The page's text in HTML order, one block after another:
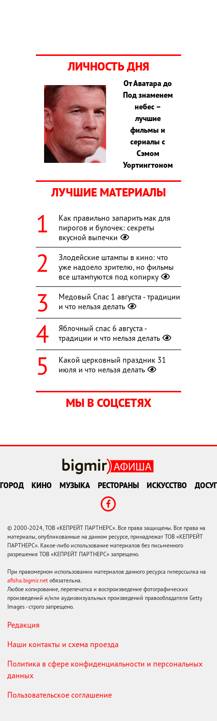
ЛИЧНОСТЬ ДНЯ
От Аватара до
Под знаменем
небес –
лучшие
фильмы и
сериалы с
Сэмом
Уортингтоном
ЛУЧШИЕ МАТЕРИАЛЫ
Как правильно запарить мак для
пирогов и булочек: секреты
вкусной выпечки
Злодейские штампы в кино: что
уже надоело зрителю, но фильмы
все штампуются под копирку
Медовый Спас 1 августа - традиции
и что нельзя делать
Яблочный спас 6 августа -
традиции и что нельзя делать
Какой церковный праздник 31
июля и что нельзя делать
МЫ В СОЦСЕТЯХ
ГОРОД КИНО МУЗЫКА РЕСТОРАНЫ ИСКУССТВО ДОСУГ
© 2000-2024, ТОВ «КЕПРЕЙТ ПАРТНЕРС». Все права защищены. Все права на
материалы, опубликованные на данном ресурсе, принадлежат ТОВ «КЕПРЕЙТ
ПАРТНЕРС». Какое-либо использование материалов без письменного
разрешения ТОВ «КЕПРЕЙТ ПАРТНЕРС» запрещено.
При правомерном использовании материалов данного ресурса гиперссылка на
afisha.bigmir.net обязательна.
Любое копирование, перепечатка и воспроизведение фотографических
произведений и/или аудиовизуальных произведений правообладателя Getty
Images - строго запрещено.
Редакция
Наши контакты и схема проезда
Политика в сфере конфиденциальности и персональных
данных
Пользовательское соглашение